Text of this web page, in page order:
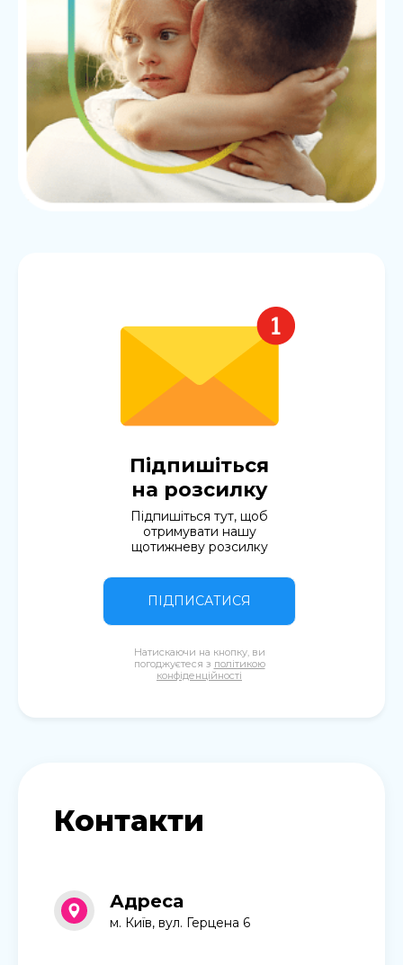
Підпишіться
на розсилку
Підпишіться тут, щоб
отримувати нашу
щотижневу розсилку
ПІДПИСАТИСЯ
Натискаючи на кнопку, ви
погоджуєтеся з політикою
конфіденційності
Контакти
Адреса
м. Київ, вул. Герцена 6